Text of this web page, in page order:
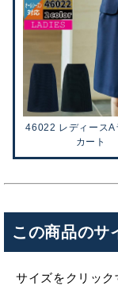
46022 レディースA
カート
この商品のサ
サイズをクリッ